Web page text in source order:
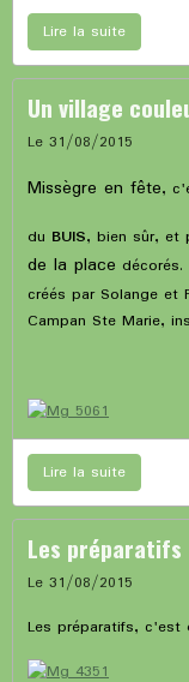
Lire la suite
Un village
Le 31/08/2015
Missègre en fête,
du BUIS, bien sûr, et
de la place
créés par Solange et
Campan Ste Marie,
Lire la suite
Les préparatifs
Le 31/08/2015
Les préparatifs, c'est